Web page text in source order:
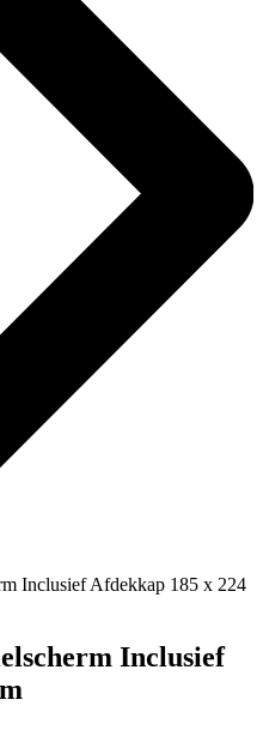
Inclusief Afdekkap 185 x 224
Inclusief